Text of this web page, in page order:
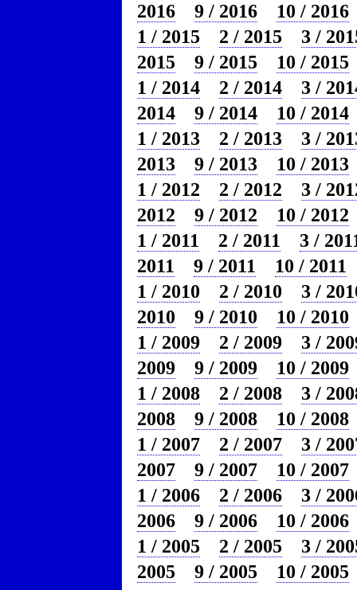
2016
9 / 2016
10 / 2016
1 / 2015
2 / 2015
3 /
2015
9 / 2015
10 / 2015
1 / 2014
2 / 2014
3 /
2014
9 / 2014
10 / 2014
1 / 2013
2 / 2013
3 /
2013
9 / 2013
10 / 2013
1 / 2012
2 / 2012
3 /
2012
9 / 2012
10 / 2012
1 / 2011
2 / 2011
3 /
2011
9 / 2011
10 / 2011
1 / 2010
2 / 2010
3 /
2010
9 / 2010
10 / 2010
1 / 2009
2 / 2009
3 /
2009
9 / 2009
10 / 2009
1 / 2008
2 / 2008
3 /
2008
9 / 2008
10 / 2008
1 / 2007
2 / 2007
3 /
2007
9 / 2007
10 / 2007
1 / 2006
2 / 2006
3 /
2006
9 / 2006
10 / 2006
1 / 2005
2 / 2005
3 /
2005
9 / 2005
10 / 2005